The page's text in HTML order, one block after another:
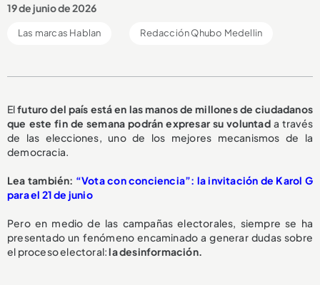
19 de junio de 2026
Las marcas Hablan Redacción Qhubo Medellin
Elfuturo del país está en las manos de millones de ciudadanos
que este fin de semana podrán expresar su voluntada través
de las elecciones, uno de los mejores mecanismos de la
democracia.
Lea también: “Vota con conciencia”: la invitación de Karol G
para el 21 de junio
Pero en medio de las campañas electorales, siempre se ha
presentado un fenómeno encaminado a generar dudas sobre
el proceso electoral:la desinformación.